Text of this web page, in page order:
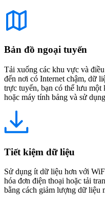
Bản đồ ngoại tuyến
Tải xuống các khu vực và
đến nơi có Internet chậm, dữ
trực tuyến, bạn có thể lưu
hoặc máy tính bảng và sử
Tiết kiệm dữ liệu
Sử dụng ít dữ liệu hơn với
hóa đơn điện thoại hoặc tải
bằng cách giảm lượng dữ liệu